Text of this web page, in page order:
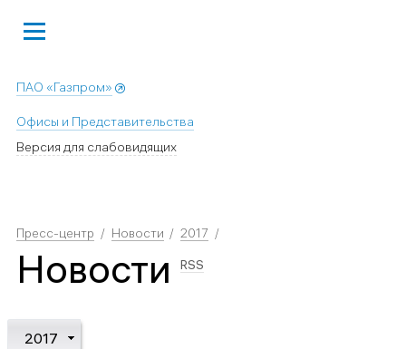
ПАО «Газпром»
Офисы и Представительства
Версия для слабовидящих
Пресс-центр Новости 2017
Новости RSS
2017